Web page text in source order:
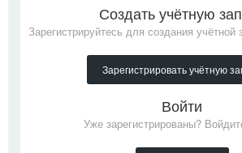
Создать учётную
Зарегистрируйтесь для создания учётной
Зарегистрировать учётную
Войти
Уже зарегистрированы?